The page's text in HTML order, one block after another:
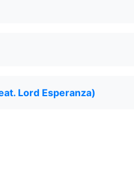
Lord Esperanza)